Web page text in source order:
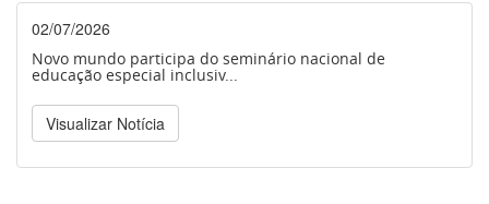
02/07/2026
Novo mundo participa do seminário nacional de
educação especial inclusiv...
Visualizar Notícia